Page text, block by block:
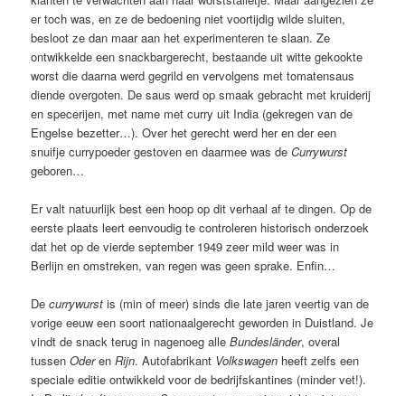
er toch was, en ze de bedoening niet voortijdig wilde sluiten,
besloot ze dan maar aan het experimenteren te slaan. Ze
ontwikkelde een snackbargerecht, bestaande uit witte gekookte
worst die daarna werd gegrild en vervolgens met tomatensaus
diende overgoten. De saus werd op smaak gebracht met kruiderij
en specerijen, met name met curry uit India (gekregen van de
Engelse bezetter…). Over het gerecht werd her en der een
snuifje currypoeder gestoven en daarmee was deCurrywurst
geboren…
Er valt natuurlijk best een hoop op dit verhaal af te dingen. Op de
eerste plaats leert eenvoudig te controleren historisch onderzoek
dat het op de vierde september 1949 zeer mild weer was in
Berlijn en omstreken, van regen was geen sprake. Enfin…
Decurrywurstis (min of meer) sinds die late jaren veertig van de
vorige eeuw een soort nationaalgerecht geworden in Duistland. Je
vindt de snack terug in nagenoeg alleBundesländer, overal
tussenOderenRijn. Autofabrikant Volkswagen heeft zelfs een
speciale editie ontwikkeld voor de bedrijfskantines (minder vet!).